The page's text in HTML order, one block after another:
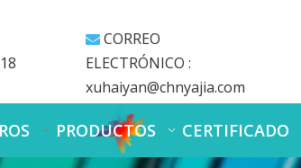
 CORREO
ELECTRÓNICO :
xuhaiyan@chnyajia.com
PRODUCTOS CERTIFICADO